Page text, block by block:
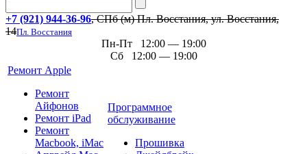
+7 (921) 944-36-96, СПб (м) Пл. Восстания, ул. Восстания,
14Пл. Восстания
Пн-Пт 12:00 — 19:00
Сб 12:00 — 19:00
Ремонт Apple
Ремонт
Айфонов
Ремонт iPad
Ремонт
Macbook, iMac
Программное
обслуживание
Прошивка